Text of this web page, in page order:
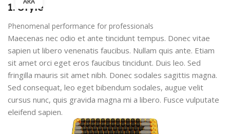
1. Style
Phenomenal performance for professionals
Maecenas nec odio et ante tincidunt tempus. Donec vitae
sapien ut libero venenatis faucibus. Nullam quis ante. Etiam
sit amet orci eget eros faucibus tincidunt. Duis leo. Sed
fringilla mauris sit amet nibh. Donec sodales sagittis magna.
Sed consequat, leo eget bibendum sodales, augue velit
cursus nunc, quis gravida magna mi a libero. Fusce vulputate
eleifend sapien.